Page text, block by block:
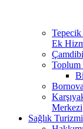
Tepecik
Ek
Toplum
Merkezi
Sağlık Turizmi